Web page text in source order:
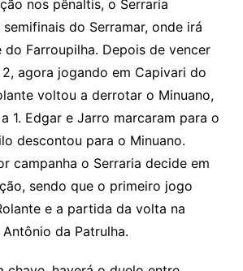
nos pênaltis, o Serraria
do Serramar, onde irá
do Farroupilha. Depois de vencer
agora jogando em Capivari do
voltou a derrotar o Minuano,
1. Edgar e Jarro marcaram para o
descontou para o Minuano.
campanha o Serraria decide em
sendo que o primeiro jogo
e a partida da volta na
da Patrulha.